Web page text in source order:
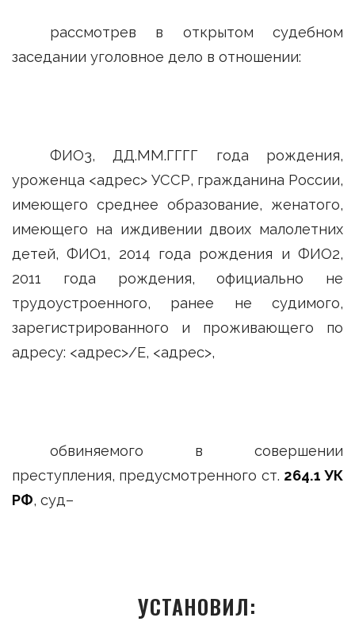
рассмотрев в открытом судебном
заседании уголовное дело в отношении:
ФИО3, ДД.ММ.ГГГГ года рождения,
уроженца <адрес> УССР, гражданина России,
имеющего среднее образование, женатого,
имеющего на иждивении двоих малолетних
детей, ФИО1, 2014 года рождения и ФИО2,
2011 года рождения, официально не
трудоустроенного, ранее не судимого,
зарегистрированного и проживающего по
адресу: <адрес>/Е, <адрес>,
обвиняемого в совершении
преступления, предусмотренного ст. 264.1 УК
РФ, суд–
УСТАНОВИЛ: